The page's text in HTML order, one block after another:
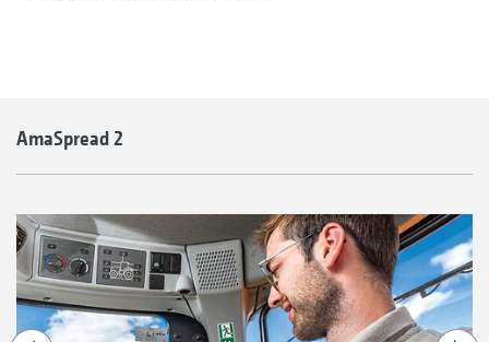
AmaSpread 2